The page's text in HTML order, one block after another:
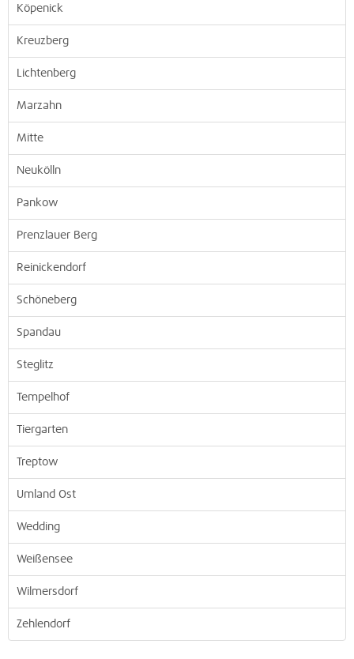
Köpenick
Kreuzberg
Lichtenberg
Marzahn
Mitte
Neukölln
Pankow
Prenzlauer Berg
Reinickendorf
Schöneberg
Spandau
Steglitz
Tempelhof
Tiergarten
Treptow
Umland Ost
Wedding
Weißensee
Wilmersdorf
Zehlendorf